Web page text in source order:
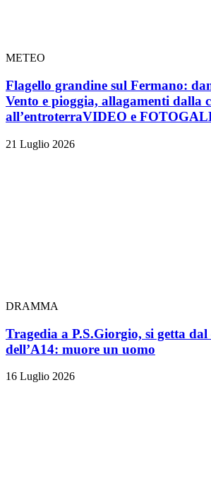
METEO
Flagello grandine sul Fermano:
Vento e pioggia, allagamenti dalla
all’entroterraVIDEO e
21 Luglio 2026
DRAMMA
Tragedia a P.S.Giorgio, si getta dal
dell’A14: muore un uomo
16 Luglio 2026